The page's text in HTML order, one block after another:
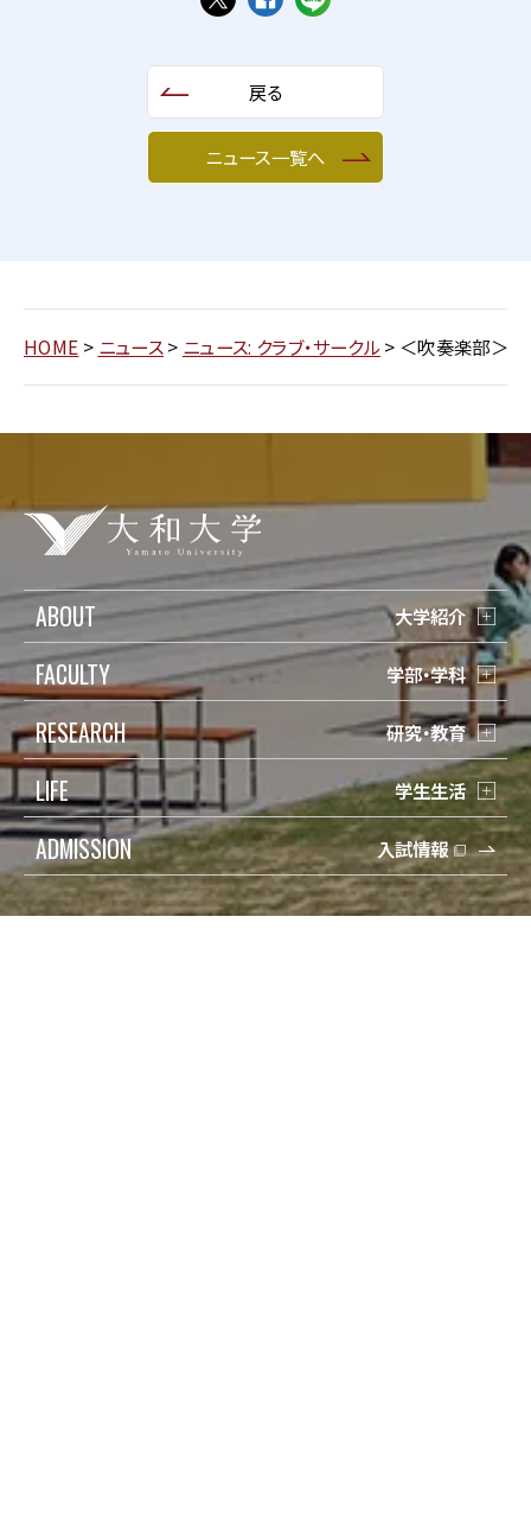
戻る
ニュース一覧へ
HOME > ニュース> ニュース: クラブ・サークル> ＜吹奏楽部＞＜
ABOUT 大学紹介
FACULTY 学部・学科
RESEARCH 研究・教育
LIFE 学生生活
ADMISSION 入試情報